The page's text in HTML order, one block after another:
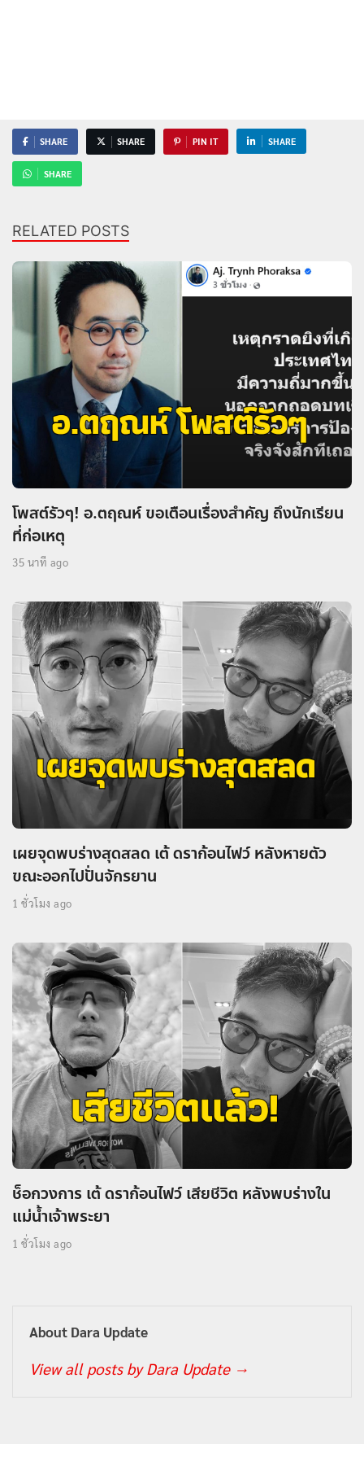
SHARE SHARE PIN IT SHARE
SHARE
RELATED POSTS
โพสต์รัวๆ! อ.ตฤณห์ ขอเตือนเรื่องสำคัญ ถึงนักเรียน
ที่ก่อเหตุ
35 นาที ago
เผยจุดพบร่างสุดสลด เต้ ดราก้อนไฟว์ หลังหายตัว
ขณะออกไปปั่นจักรยาน
1 ชั่วโมง ago
ช็อกวงการ เต้ ดราก้อนไฟว์ เสียชีวิต หลังพบร่างใน
แม่น้ำเจ้าพระยา
1 ชั่วโมง ago
About Dara Update
View all posts by Dara Update →